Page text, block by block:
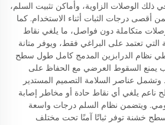
ذلك الوصلات الزاوية، وأماكن تثبيت السلم،
أقصى درجات الثبات أثناء الاستخدام. كما
وصلات متكاملة دون فواصل، ما يلغي نقاط
تعتمد على البراغي فقط، ويوفر متانة
نظام الدرابزين المدمج كامل طول سطح
يمنع السقوط العرضي مع الحفاظ على
عناصر السلامة التصميم المستدير
ناعم يلغي أي نقاط حادة أو مخاطر إصابة
ويتضمن نظام السلم درجات واسعة
خشنة توفر ثباتًا آمنًا تحت مختلف